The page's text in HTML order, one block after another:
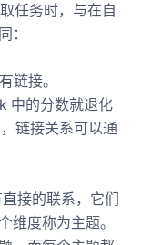
任务时，与在自
：
接。
的分数就退化
链接关系可以通
接的联系，它们
维度称为主题。